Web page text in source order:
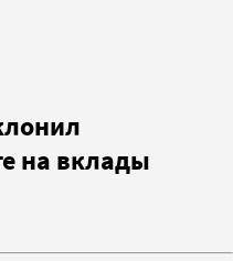
на вклады